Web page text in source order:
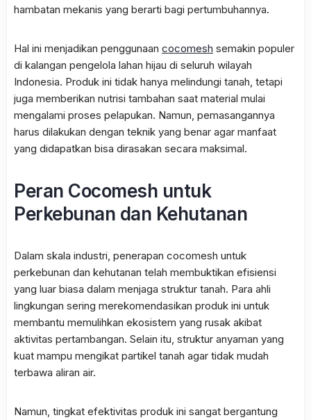
hambatan mekanis yang berarti bagi pertumbuhannya.
Hal ini menjadikan penggunaan cocomesh semakin populer
di kalangan pengelola lahan hijau di seluruh wilayah
Indonesia. Produk ini tidak hanya melindungi tanah, tetapi
juga memberikan nutrisi tambahan saat material mulai
mengalami proses pelapukan. Namun, pemasangannya
harus dilakukan dengan teknik yang benar agar manfaat
yang didapatkan bisa dirasakan secara maksimal.
Peran Cocomesh untuk
Perkebunan dan Kehutanan
Dalam skala industri, penerapan cocomesh untuk
perkebunan dan kehutanan telah membuktikan efisiensi
yang luar biasa dalam menjaga struktur tanah. Para ahli
lingkungan sering merekomendasikan produk ini untuk
membantu memulihkan ekosistem yang rusak akibat
aktivitas pertambangan. Selain itu, struktur anyaman yang
kuat mampu mengikat partikel tanah agar tidak mudah
terbawa aliran air.
Namun, tingkat efektivitas produk ini sangat bergantung